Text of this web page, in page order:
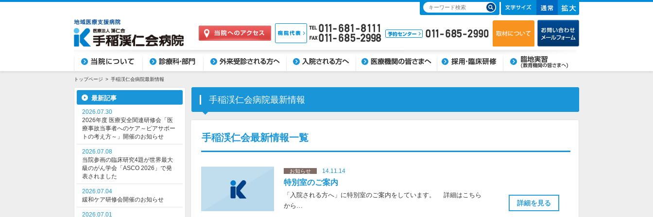
当院について 診療科目・部門
トップページ 手稲渓仁会病院最新情報
手稲渓仁会病院最新情報
手稲渓仁会最新情報一覧
お知らせ 14.11.14
特別室のご案内
「入院される方へ」に特別室のご案内をしています。 詳細はこちら
から…
詳細を見る
最新記事
2026.07.30
2026年度 医療安全関連研修会「医
療事故当事者へのケア～ピアサポー
トの考え方～」開催のお知らせ
2026.07.08
当院参画の臨床研究4題が世界最大
級のがん学会「ASCO 2026」で発
表されました
2026.07.04
緩和ケア研修会開催のお知らせ
2026.07.01